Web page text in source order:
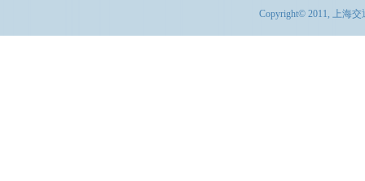
Copyright© 2011, 上海